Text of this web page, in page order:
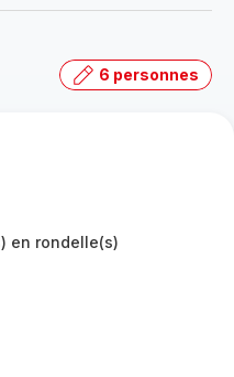
6 personnes
en rondelle(s)